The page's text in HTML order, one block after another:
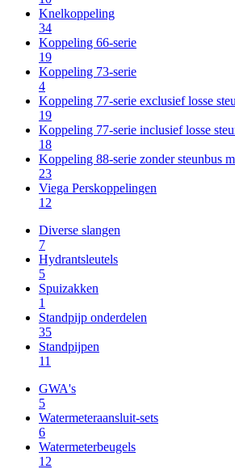
Knelkoppeling
34
Koppeling 66-serie
19
Koppeling 73-serie
4
Koppeling 77-serie exclusief losse
19
Koppeling 77-serie inclusief losse
18
Koppeling 88-serie zonder steunbus
23
Viega Perskoppelingen
12
Diverse slangen
7
Hydrantsleutels
5
Spuizakken
1
Standpijp onderdelen
35
Standpijpen
11
GWA's
5
Watermeteraansluit-sets
6
Watermeterbeugels
12